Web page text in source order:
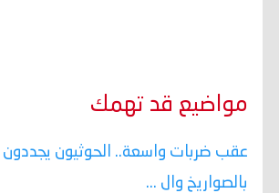
مواضيع قد تهمك
عقب ضربات واسعة.. الحوثيون
بالصواريخ وال ...